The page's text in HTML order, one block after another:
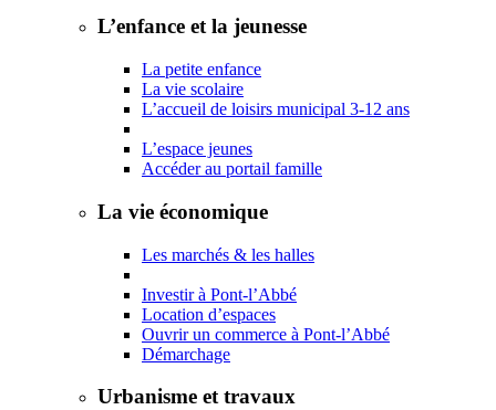
L’enfance et la jeunesse
La petite enfance
La vie scolaire
L’accueil de loisirs municipal 3-12 ans
L’espace jeunes
Accéder au portail famille
La vie économique
Les marchés & les halles
Investir à Pont-l’Abbé
Location d’espaces
Ouvrir un commerce à Pont-l’Abbé
Démarchage
Urbanisme et travaux